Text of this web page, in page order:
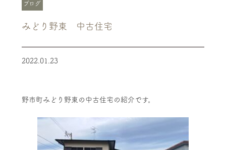
ブログ
みどり野東 中古住宅
2022.01.23
野市町みどり野東の中古住宅の紹介です。